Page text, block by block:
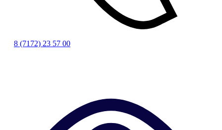
8 (7172) 23 57 00